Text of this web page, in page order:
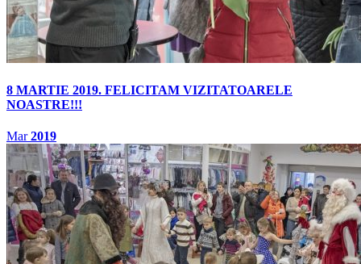
8 MARTIE 2019. FELICITAM VIZITATOARELE
NOASTRE!!!
Mar2019